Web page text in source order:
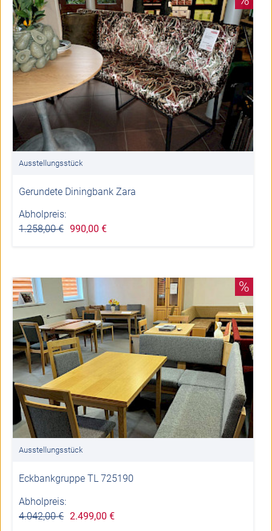
Ausstellungsstück
Gerundete Diningbank Zara
Abholpreis:
1.258,00 € 990,00 €
%
Ausstellungsstück
Eckbankgruppe TL 725190
Abholpreis:
4.042,00 € 2.499,00 €